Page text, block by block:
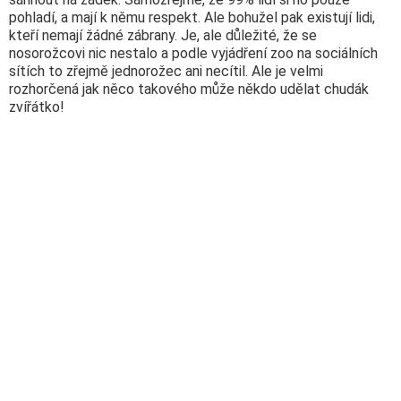
pohladí, a mají k němu respekt. Ale bohužel pak existují lidi,
kteří nemají žádné zábrany. Je, ale důležité, že se
nosorožcovi nic nestalo a podle vyjádření zoo na sociálních
sítích to zřejmě jednorožec ani necítil. Ale je velmi
rozhorčená jak něco takového může někdo udělat chudák
zvířátko!